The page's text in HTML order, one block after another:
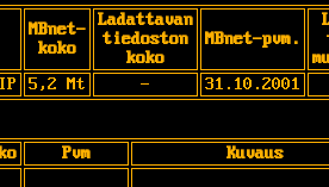
MBnet-
koko
Ladattavan
tiedoston
koko
MBnet-pvm.
5,2 Mt - 31.10.2001
Pvm Kuvaus